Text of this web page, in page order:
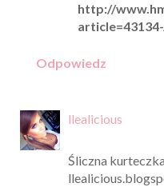
http://
article=43134-
Odpowiedz
llealicious
Śliczna